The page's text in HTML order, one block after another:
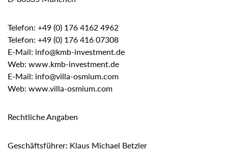
Telefon: +49 (0) 176 4162 4962
Telefon: +49 (0) 176 416 07308
E-Mail: info@kmb-investment.de
Web: www.kmb-investment.de
E-Mail: info@villa-osmium.com
Web: www.villa-osmium.com
Rechtliche Angaben
Geschäftsführer: Klaus Michael Betzler